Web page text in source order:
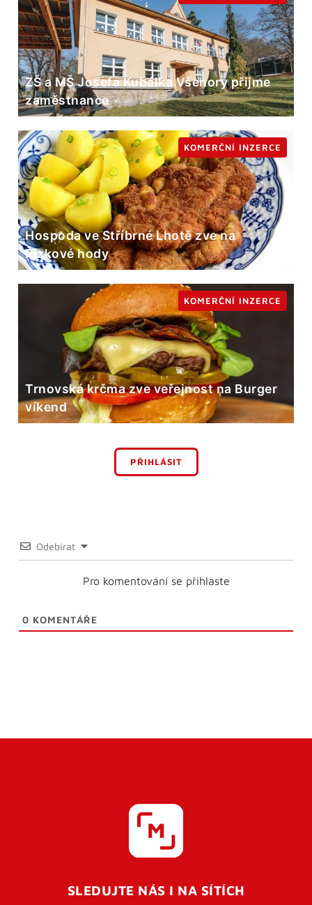
ZŠ a MŠ Josefa Kubálka Všenory přijme
zaměstnance
Hospoda ve Stříbrné Lhotě zve na
Řízkové hody
KOMERČNÍ INZERCE
Trnovská krčma zve veřejnost na Burger
víkend
KOMERČNÍ INZERCE
PŘIHLÁSIT
Odebírat
Pro komentování se přihlaste
0 KOMENTÁŘE
SLEDUJTE NÁS I NA SÍTÍCH